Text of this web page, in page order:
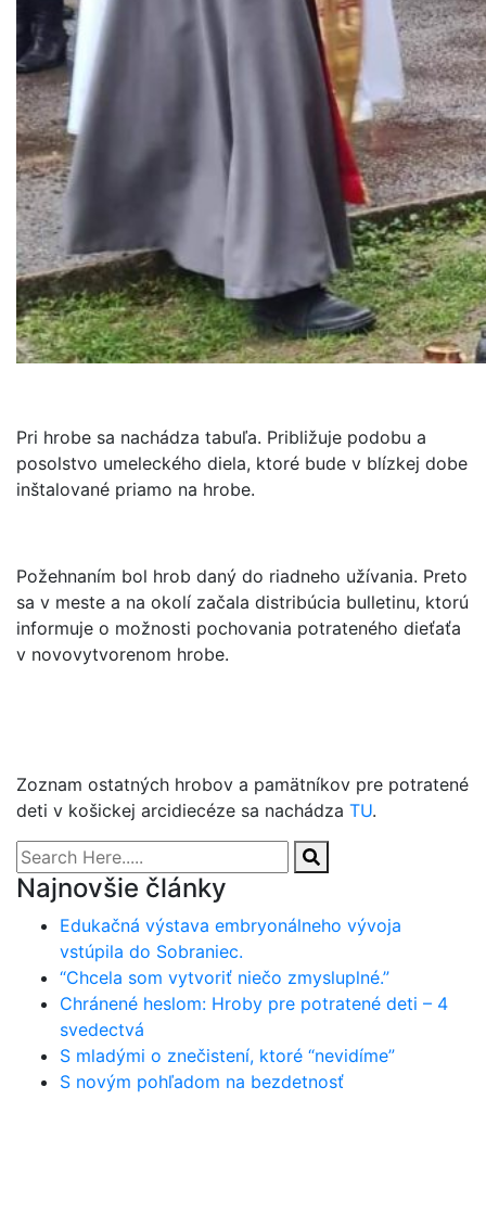
Pri hrobe sa nachádza tabuľa. Približuje podobu a
posolstvo umeleckého diela, ktoré bude v blízkej dobe
inštalované priamo na hrobe.
Požehnaním bol hrob daný do riadneho užívania. Preto
sa v meste a na okolí začala distribúcia bulletinu, ktorú
informuje o možnosti pochovania potrateného dieťaťa
v novovytvorenom hrobe.
Zoznam ostatných hrobov a pamätníkov pre potratené
deti v košickej arcidiecéze sa nachádza TU.
Najnovšie články
Edukačná výstava embryonálneho vývoja
vstúpila do Sobraniec.
“Chcela som vytvoriť niečo zmysluplné.”
Chránené heslom: Hroby pre potratené deti – 4
svedectvá
S mladými o znečistení, ktoré “nevidíme”
S novým pohľadom na bezdetnosť